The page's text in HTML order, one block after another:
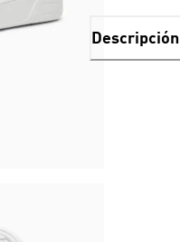
Descripción